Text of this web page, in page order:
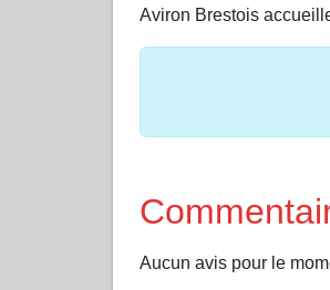
Aviron Brestois
Aucun avis pour le